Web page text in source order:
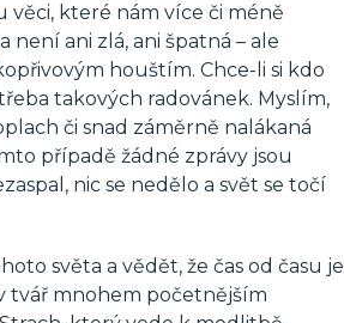
věci, které nám více či méně
ani zlá, ani špatná – ale
houštím. Chce-li si kdo
takových radovánek. Myslím,
či snad záměrně nalákaná
případě žádné zprávy jsou
nic se nedělo a svět se točí
světa a vědět, že čas od času je
tvář mnohem početnějším